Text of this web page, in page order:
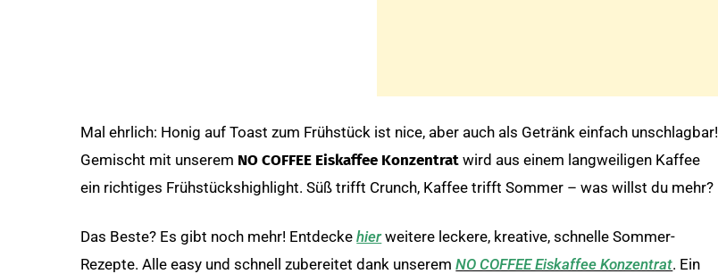
Mal ehrlich: Honig auf Toast zum Frühstück ist nice, aber auch als Getränk einfach unschlagbar!
Gemischt mit unserem NO COFFEE Eiskaffee Konzentrat wird aus einem langweiligen Kaffee
ein richtiges Frühstückshighlight. Süß trifft Crunch, Kaffee trifft Sommer – was willst du mehr?
Das Beste? Es gibt noch mehr! Entdeckehierweitere leckere, kreative, schnelle Sommer-
Rezepte. Alle easy und schnell zubereitet dank unseremNO COFFEE Eiskaffee Konzentrat. Ein